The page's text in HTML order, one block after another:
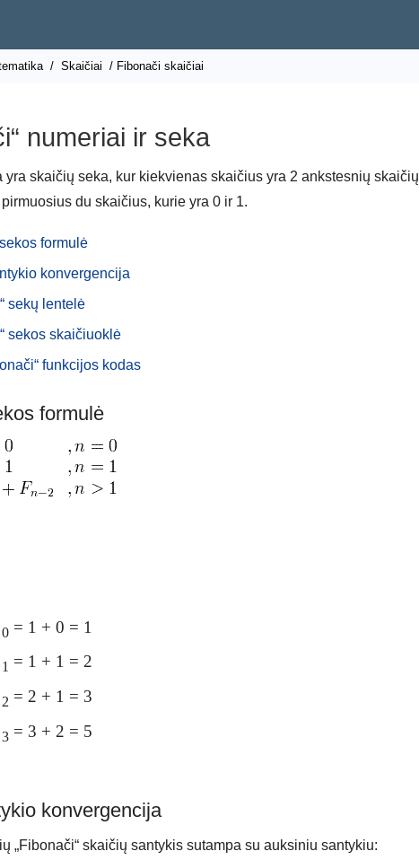
/ Skaičiai / Fibonači skaičiai
numeriai ir seka
yra skaičių seka, kur kiekvienas skaičius yra 2 ankstesnių skaičių
du skaičius, kurie yra 0 ir 1.
formulė
konvergencija
sekų lentelė
sekos skaičiuoklė
funkcijos kodas
formulė
0 = 1 + 0 = 1
1 = 1 + 1 = 2
2 = 2 + 1 = 3
3 = 3 + 2 = 5
konvergencija
„Fibonači“ skaičių santykis sutampa su auksiniu santykiu: